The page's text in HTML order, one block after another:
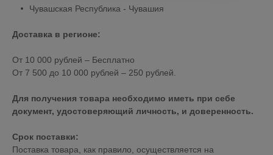
Чувашская Республика - Чувашия
Доставка в регионе:
От 10 000 рублей – Бесплатно
От 7 500 до 10 000 рублей – 250 рублей.
Для получения товара необходимо иметь при себе
документ, удостоверяющий личность, и доверенность.
Срок поставки:
Поставка товара, как правило, осуществляется на